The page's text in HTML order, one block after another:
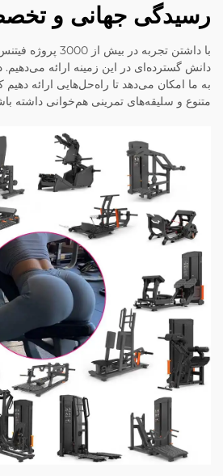
رسیدگی جهانی و
با داشتن تجربه در
دانش گسترده‌ای در این زمینه ارائه می‌دهیم.
به ما امکان می‌دهد تا راه‌حل‌هایی ارائه
متنوع و سلیقه‌های تمرینی هم‌خوانی داشته